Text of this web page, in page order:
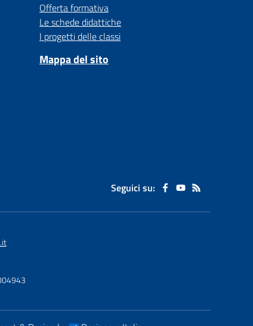
Offerta formativa
Le schede didattiche
I progetti delle classi
Mappa del sito
Seguici su: